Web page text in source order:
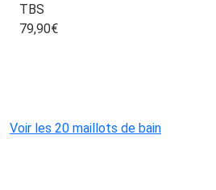
TBS
79,90€
Voir les 20 maillots de bain